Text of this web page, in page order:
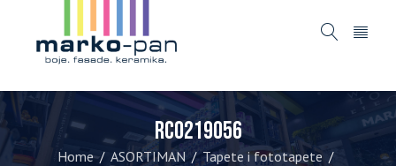
RC0219056
Home / ASORTIMAN / Tapete i fototapete /